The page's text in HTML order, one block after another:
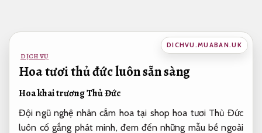
nội
DICHVU.MUABAN.UK
DỊCH VỤ
Hoa tươi thủ đức luôn sẵn sàng
Hoa khai trương Thủ Đức
Đội ngũ nghệ nhân cắm hoa tại shop hoa tươi Thủ Đức
luôn cố gắng phát minh, đem đến những mẫu bề ngoài